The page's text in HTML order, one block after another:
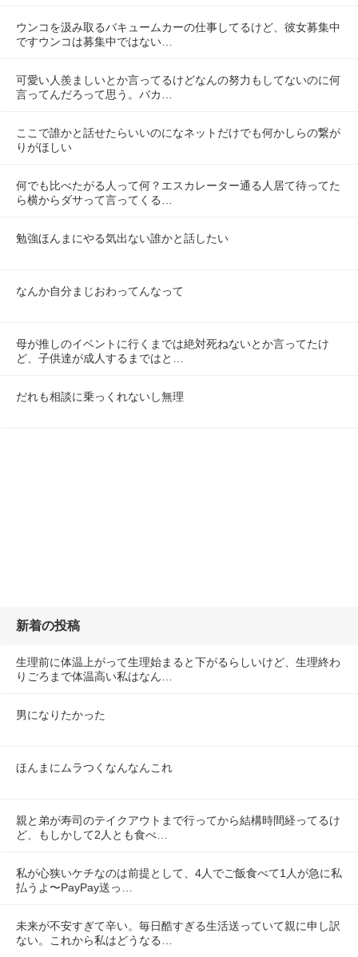
ウンコを汲み取るバキュームカーの仕事してるけど、彼女募集中
ですウンコは募集中ではない…
可愛い人羨ましいとか言ってるけどなんの努力もしてないのに何
言ってんだろって思う。バカ…
ここで誰かと話せたらいいのになネットだけでも何かしらの繋が
りがほしい
何でも比べたがる人って何？エスカレーター通る人居て待ってた
ら横からダサって言ってくる…
勉強ほんまにやる気出ない誰かと話したい
なんか自分まじおわってんなって
母が推しのイベントに行くまでは絶対死ねないとか言ってたけ
ど、子供達が成人するまではと…
だれも相談に乗っくれないし無理
新着の投稿
生理前に体温上がって生理始まると下がるらしいけど、生理終わ
りごろまで体温高い私はなん…
男になりたかった
ほんまにムラつくなんなんこれ
親と弟が寿司のテイクアウトまで行ってから結構時間経ってるけ
ど、もしかして2人とも食べ…
私が心狭いケチなのは前提として、4人でご飯食べて1人が急に私
払うよ〜PayPay送っ…
未来が不安すぎて辛い。毎日酷すぎる生活送っていて親に申し訳
ない。これから私はどうなる…